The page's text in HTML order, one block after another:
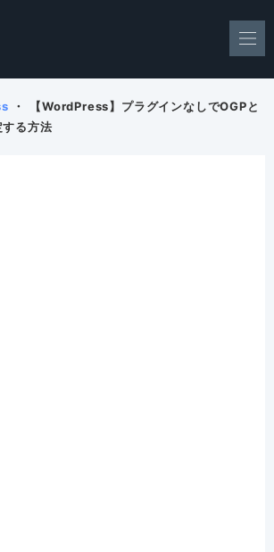
【WordPress】プラグインなしでOGPと
る方法